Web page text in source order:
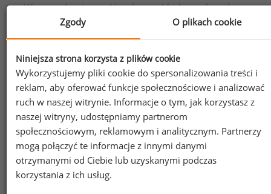
Wynagrodzenia na różnych szczeblach w usługach
dla biznesuZgody O plikach cookie
Niniejsza strona korzysta z plików cookie
Wykorzystujemy pliki cookie do spersonalizowania treści i
reklam, aby oferować funkcje społecznościowe i analizować
ruch w naszej witrynie. Informacje o tym, jak korzystasz z
naszej witryny, udostępniamy partnerom
społecznościowym, reklamowym i analitycznym. Partnerzy
mogą połączyć te informacje z innymi danymi
otrzymanymi od Ciebie lub uzyskanymi podczas
korzystania z ich usług.